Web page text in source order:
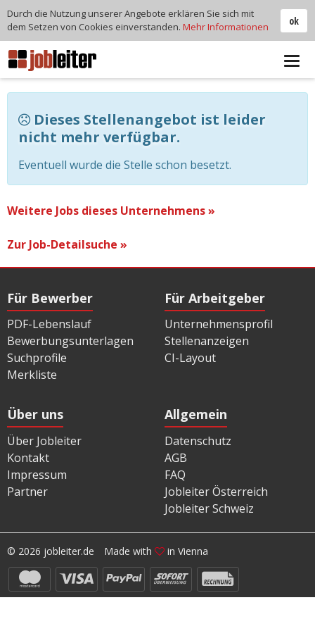
Dieses Stellenangebot ist leider
nicht mehr verfügbar.
Eventuell wurde die Stelle schon besetzt.
Weitere Jobs dieses Unternehmens »
Zur Job-Detailsuche »
Für Bewerber
PDF-Lebenslauf
Bewerbungsunterlagen
Suchprofile
Merkliste
Für Arbeitgeber
Unternehmensprofil
Stellenanzeigen
CI-Layout
Über uns
Über Jobleiter
Kontakt
Impressum
Partner
Allgemein
Datenschutz
AGB
FAQ
Jobleiter Österreich
Jobleiter Schweiz
© 2026 jobleiter.de Made with in Vienna
ok
Durch die Nutzung unserer Angebote erklären Sie sich mit
dem Setzen von Cookies einverstanden. Mehr Informationen